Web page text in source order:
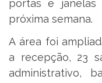
portas e janelas
próxima semana.
A área foi
a recepção, 23
administrativo,